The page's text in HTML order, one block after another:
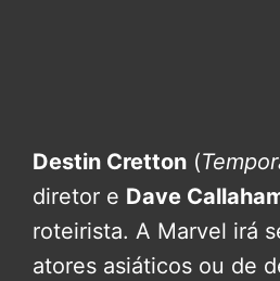
Destin Cretton (
diretor e Dave
roteirista. A Marvel irá
atores asiáticos ou de